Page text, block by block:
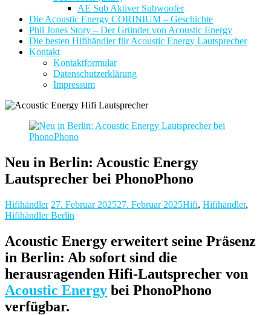
AE Sub Aktiver Subwoofer
Die Acoustic Energy CORINIUM – Geschichte
Phil Jones Story – Der Gründer von Acoustic Energy
Die besten Hifihändler für Acoustic Energy Lautsprecher
Kontakt
Kontaktformular
Datenschutzerklärung
Impressum
Neu in Berlin: Acoustic Energy
Lautsprecher bei PhonoPhono
Hifihändler 27. Februar 202527. Februar 2025Hifi, Hifihändler,
Hifihändler Berlin
Acoustic Energy erweitert seine Präsenz
in Berlin: Ab sofort sind die
herausragenden Hifi-Lautsprecher von
Acoustic Energy bei PhonoPhono
verfügbar.